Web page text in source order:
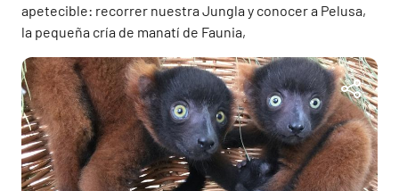
apetecible: recorrer nuestra Jungla y conocer a Pelusa,
la pequeña cría de manatí de Faunia,